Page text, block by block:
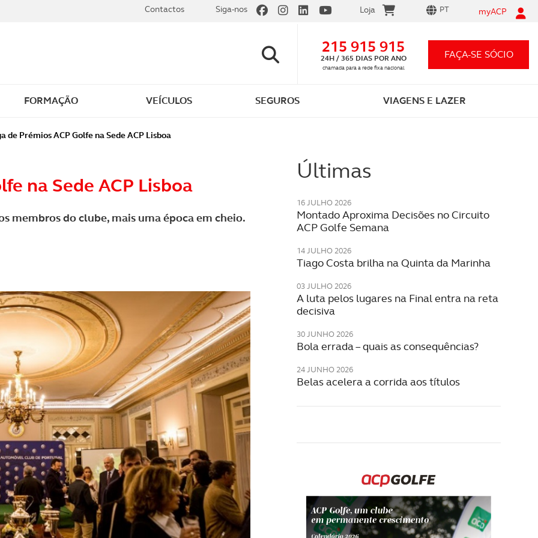
As que conhece e as que o vão surpreender
FORMAÇÃO
Tudo o que precisa saber
VEÍCULOS
Descarregue e comece já a carregar!
SEGUROS
Preço único para qualquer carro
VIAGENS E LAZER
Celebre momentos inesquecíveis
FAÇA-SE SÓCIO
Contactos Siga-nos Loja PT myACP
215 915 915
24H / 365 DIAS POR ANO
chamada para a rede fixa nacional
de Prémios ACP Golfe na Sede ACP Lisboa
na Sede ACP Lisboa
membros do clube, mais uma época em cheio.
Últimas
16 JULHO 2026
Montado Aproxima Decisões no Circuito
ACP Golfe Semana
14 JULHO 2026
Tiago Costa brilha na Quinta da Marinha
03 JULHO 2026
A luta pelos lugares na Final entra na reta
decisiva
30 JUNHO 2026
Bola errada – quais as consequências?
24 JUNHO 2026
Belas acelera a corrida aos títulos